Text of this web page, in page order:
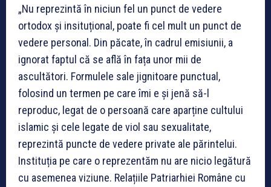
„Nu reprezintă în niciun fel un punct de vedere
ortodox și insituțional, poate fi cel mult un punct de
vedere personal. Din păcate, în cadrul emisiunii, a
ignorat faptul că se află în fața unor mii de
ascultători. Formulele sale jignitoare punctual,
folosind un termen pe care îmi e și jenă să-l
reproduc, legat de o persoană care aparține cultului
islamic și cele legate de viol sau sexualitate,
reprezintă puncte de vedere private ale părintelui.
Instituția pe care o reprezentăm nu are nicio legătură
cu asemenea viziune. Relațiile Patriarhiei Române cu